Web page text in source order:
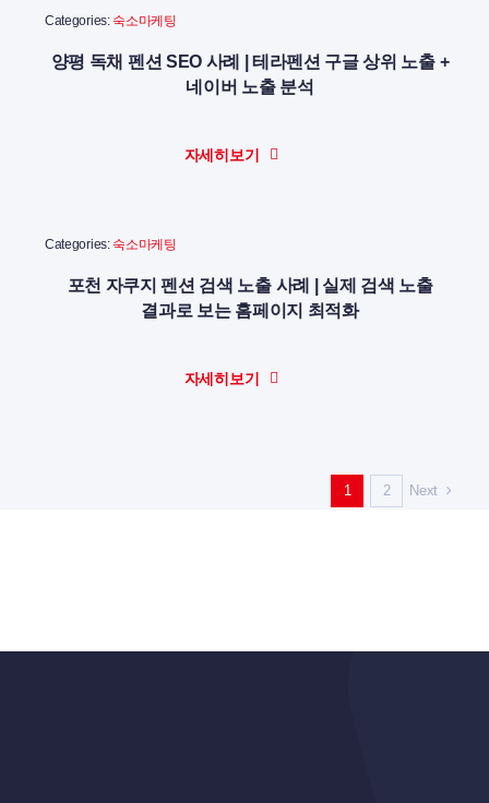
Categories: 숙소마케팅
양평 독채 펜션 SEO 사례 | 테라펜션 구글 상위 노출 +
네이버 노출 분석
자세히보기
Categories: 숙소마케팅
포천 자쿠지 펜션 검색 노출 사례 | 실제 검색 노출
결과로 보는 홈페이지 최적화
자세히보기
1 2 Next